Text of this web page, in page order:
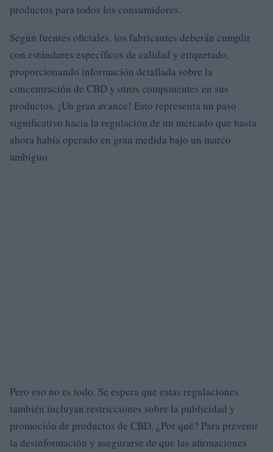
productos para todos los consumidores.
Según fuentes oficiales, los fabricantes deberán cumplir
con estándares específicos de calidad y etiquetado,
proporcionando información detallada sobre la
concentración de CBD y otros componentes en sus
productos. ¡Un gran avance! Esto representa un paso
significativo hacia la regulación de un mercado que hasta
ahora había operado en gran medida bajo un marco
ambiguo.
Pero eso no es todo. Se espera que estas regulaciones
también incluyan restricciones sobre la publicidad y
promoción de productos de CBD. ¿Por qué? Para prevenir
la desinformación y asegurarse de que las afirmaciones